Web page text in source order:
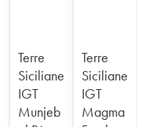
Terre
Siciliane
IGT
Munjeb
Terre
Siciliane
IGT
Magma